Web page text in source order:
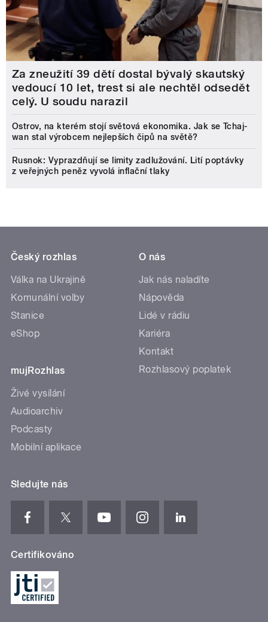
Za zneužití 39 dětí dostal bývalý skautský
vedoucí 10 let, trest si ale nechtěl odsedět
celý. U soudu narazil
Ostrov, na kterém stojí světová ekonomika. Jak se Tchaj-
wan stal výrobcem nejlepších čipů na světě?
Rusnok: Vyprazdňují se limity zadlužování. Lití poptávky
z veřejných peněz vyvolá inflační tlaky
Český rozhlas
Válka na Ukrajině
Komunální volby
Stanice
eShop
mujRozhlas
Živé vysílání
Audioarchiv
Podcasty
Mobilní aplikace
O nás
Jak nás naladíte
Nápověda
Lidé v rádiu
Kariéra
Kontakt
Rozhlasový poplatek
Sledujte nás
Certifikováno